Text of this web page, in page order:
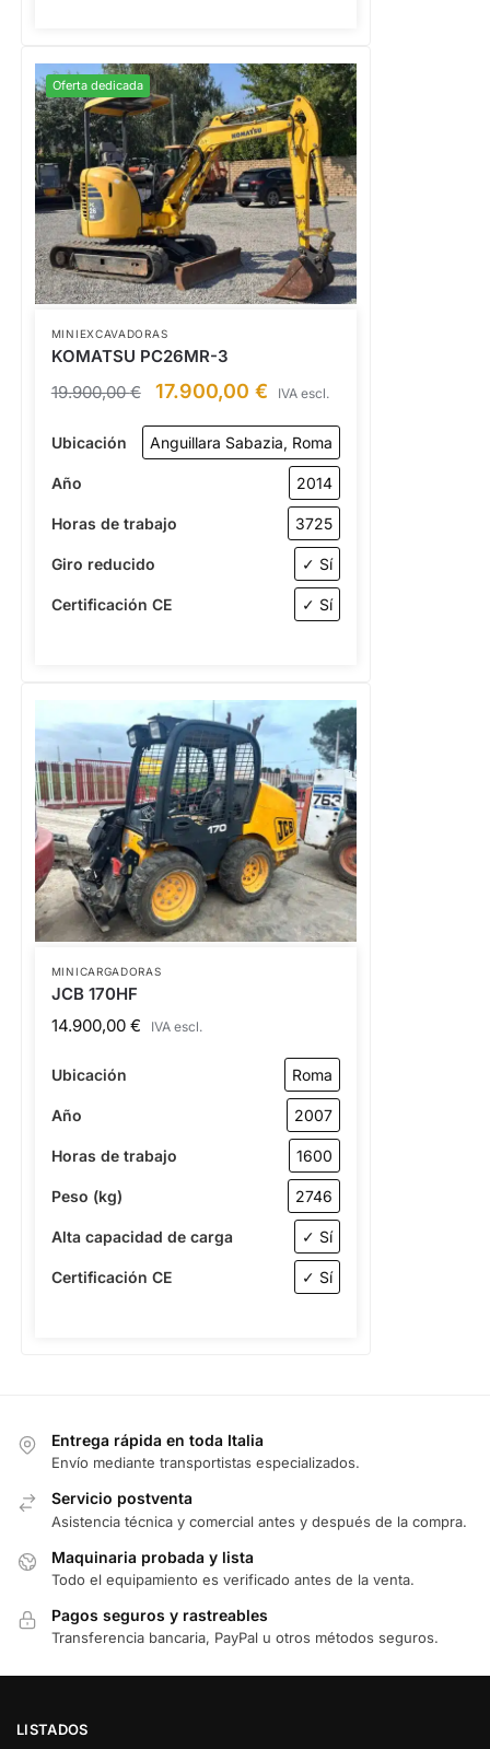
Oferta dedicada
MINIEXCAVADORAS
KOMATSU PC26MR-3
19.900,00€ 17.900,00 € IVA escl.
Ubicación Anguillara Sabazia, Roma
Año 2014
Horas de trabajo 3725
Giro reducido ✓ Sí
Certificación CE ✓ Sí
MINICARGADORAS
JCB 170HF
14.900,00 € IVA escl.
Ubicación Roma
Año 2007
Horas de trabajo 1600
Peso (kg) 2746
Alta capacidad de carga ✓ Sí
Certificación CE ✓ Sí
Entrega rápida en toda Italia
Envío mediante transportistas especializados.
Servicio postventa
Asistencia técnica y comercial antes y después de la compra.
Maquinaria probada y lista
Todo el equipamiento es verificado antes de la venta.
Pagos seguros y rastreables
Transferencia bancaria, PayPal u otros métodos seguros.
LISTADOS